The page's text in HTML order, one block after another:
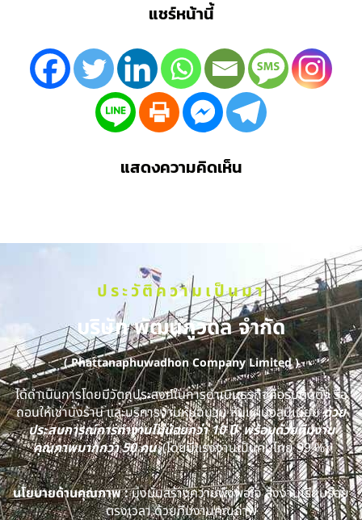
แชร์หน้านี้
แสดงความคิดเห็น
ประวัติความเป็นมา
บริษัท พัฒนภูวดล จำกัด
( Phattanaphuwadhon Company Limited )
ได้ดำเนินการโดยมีวัตถุประสงค์ในการดำเนินธุรกิจคือรับติดตั้ง รื้อ
ถอนให้เช่านั่งร้าน และบริการงานหุ้มฉนวน หุ้มแผ่นอลูมิเนียมด้วย
ประสบการณ์การทำงานไม่น้อยกว่า 10 ปี พร้อมด้วยทีมงาน
คุณภาพมากกว่า 50 คน(โดยมีแรงงานเป็นคนไทย 99 %)
นโยบายด้านคุณภาพ :มุ่งมั่นสร้างความพึงพอใจ ส่งงานเรียบร้อย
ตรงเวลา ด้วยทีมงานคุณภาพ